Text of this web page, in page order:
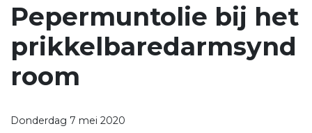
Pepermuntolie bij het
prikkelbaredarmsynd
room
Donderdag 7 mei 2020